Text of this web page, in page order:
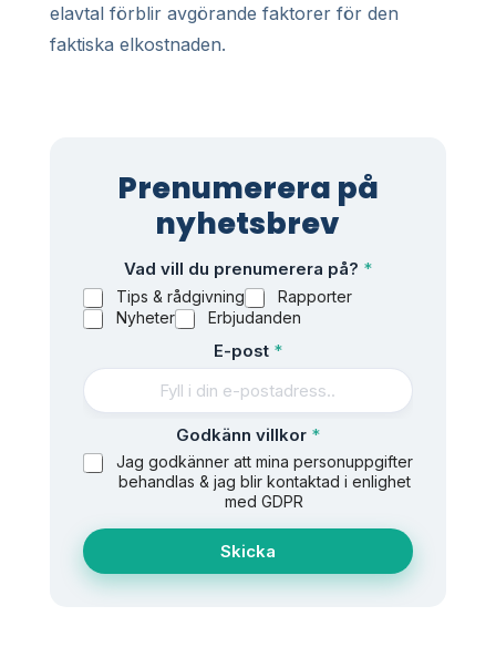
elavtal förblir avgörande faktorer för den
faktiska elkostnaden.
Prenumerera på
nyhetsbrev
d
u
d
u
p
r
e
n
u
m
e
r
a
Vad vill du prenumerera på? *
Tips & rådgivning
Rapporter
Nyheter
Erbjudanden
E-post *
Godkänn villkor *
Jag godkänner att mina personuppgifter
behandlas & jag blir kontaktad i enlighet
med GDPR
Skicka